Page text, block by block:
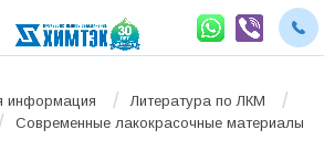
информация / Литература по ЛКМ /
Современные лакокрасочные материалы